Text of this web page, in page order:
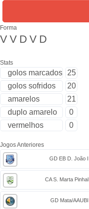
Forma
V V D V D
Stats
golos marcados
25
golos sofridos
20
amarelos
21
duplo amarelo
0
vermelhos
0
Jogos Anteriores
GD EB D. João I
CA S. Marta Pinhal
GD Mata/AAUBI